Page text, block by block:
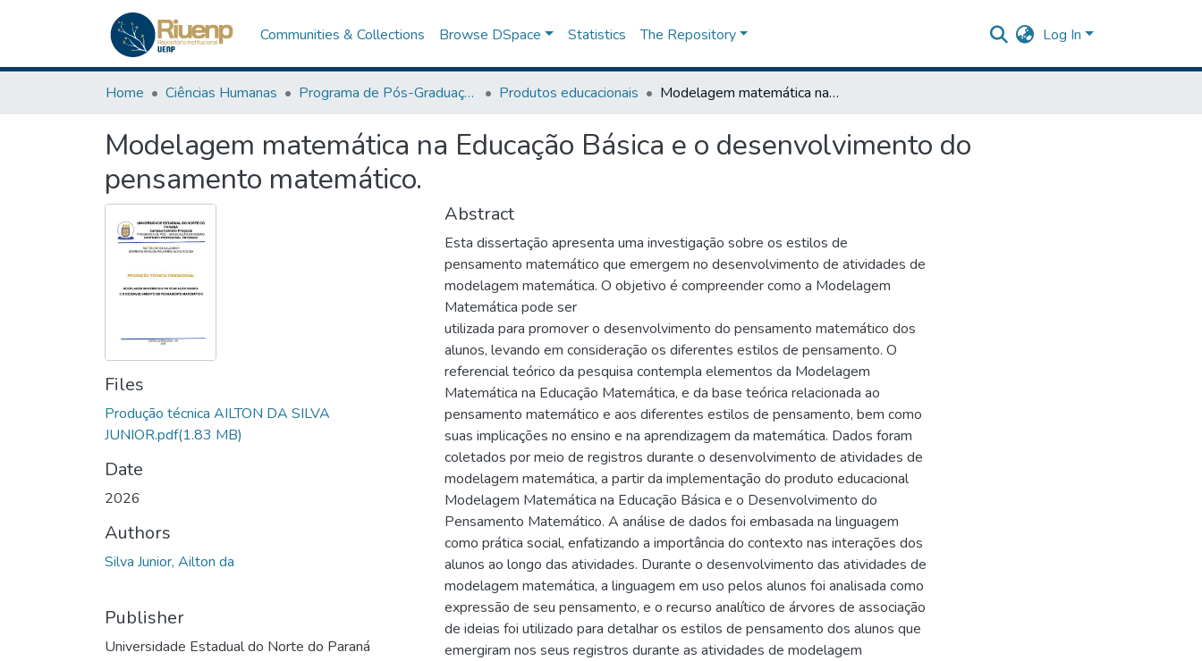
Communities & Collections Browse DSpace Statistics The Repository Log In
Home Ciências Humanas Programa de Pós-Graduação em Ensino Produtos educacionais Modelagem matemática na Educação Básica e o desenvolvimento do pensamento matemático.
Modelagem matemática na Educação Básica e o desenvolvimento do
pensamento matemático.
Files
Produção técnica AILTON DA SILVA
JUNIOR.pdf(1.83 MB)
Date
2026
Authors
Silva Junior, Ailton da
Publisher
Universidade Estadual do Norte do Paraná
Abstract
Esta dissertação apresenta uma investigação sobre os estilos de
pensamento matemático que emergem no desenvolvimento de atividades de
modelagem matemática. O objetivo é compreender como a Modelagem
Matemática pode ser
utilizada para promover o desenvolvimento do pensamento matemático dos
alunos, levando em consideração os diferentes estilos de pensamento. O
referencial teórico da pesquisa contempla elementos da Modelagem
Matemática na Educação Matemática, e da base teórica relacionada ao
pensamento matemático e aos diferentes estilos de pensamento, bem como
suas implicações no ensino e na aprendizagem da matemática. Dados foram
coletados por meio de registros durante o desenvolvimento de atividades de
modelagem matemática, a partir da implementação do produto educacional
Modelagem Matemática na Educação Básica e o Desenvolvimento do
Pensamento Matemático. A análise de dados foi embasada na linguagem
como prática social, enfatizando a importância do contexto nas interações dos
alunos ao longo das atividades. Durante o desenvolvimento das atividades de
modelagem matemática, a linguagem em uso pelos alunos foi analisada como
expressão de seu pensamento, e o recurso analítico de árvores de associação
de ideias foi utilizado para detalhar os estilos de pensamento dos alunos que
emergiram nos seus registros durante as atividades de modelagem